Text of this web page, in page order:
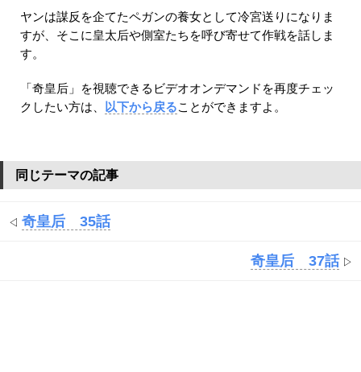
ヤンは謀反を企てたペガンの養女として冷宮送りになりま
すが、そこに皇太后や側室たちを呼び寄せて作戦を話しま
す。
「奇皇后」を視聴できるビデオオンデマンドを再度チェッ
クしたい方は、
以下から戻ることができますよ。
同じテーマの記事
◁ 奇皇后 35話
奇皇后 37話▷